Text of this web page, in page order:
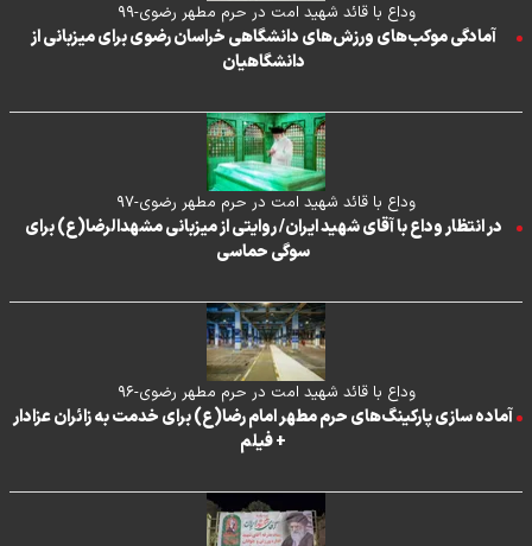
وداع با قائد شهید امت در حرم مطهر رضوی-۹۹
آمادگی موکب‌های ورزش‌های دانشگاهی خراسان رضوی برای میزبانی از
دانشگاهیان
وداع با قائد شهید امت در حرم مطهر رضوی-۹۷
در انتظار وداع با آقای شهید ایران/ روایتی از میزبانی مشهدالرضا(ع) برای
سوگی حماسی
وداع با قائد شهید امت در حرم مطهر رضوی-۹۶
آماده سازی پارکینگ‌های حرم مطهر امام رضا(ع) برای خدمت به زائران عزادار
+ فیلم